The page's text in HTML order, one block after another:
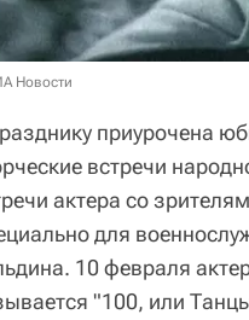
Новости
приурочена
встречи
актера со
для
10 февраля
"100, или